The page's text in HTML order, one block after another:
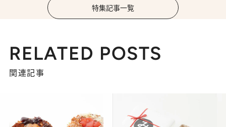
特集記事一覧
RELATED POSTS
関連記事